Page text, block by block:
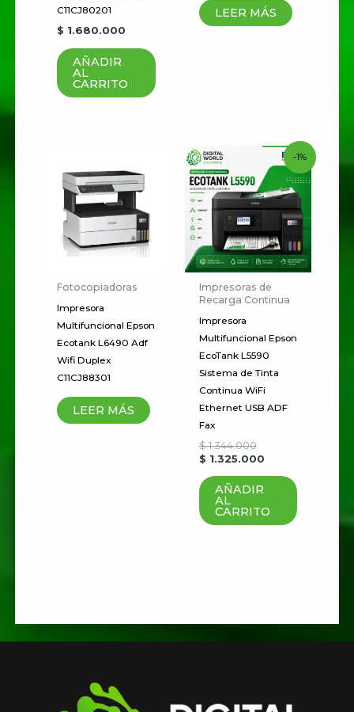
Tu
puntuación
Tu valoración
Nombre *
Correo electrónico*
Guardar mi nombre, correo
electrónico y sitio web en este
navegador para la próxima vez
que haga un comentario.
C11CJ80201
$ 1.680.000
AÑADIR
AL
CARRITO
LEER MÁS
Fotocopiadoras
Impresora
Multifuncional Epson
Ecotank L6490 Adf
Wifi Duplex
C11CJ88301
LEER MÁS
-1%
Impresoras de
Recarga Continua
Impresora
Multifuncional Epson
EcoTank L5590
Sistema de Tinta
Continua WiFi
Ethernet USB ADF
Fax
$1.344.000
Original
price
was:
$ 1.344.000.
$ 1.325.000
Current
price
is:
$ 1.325.000.
AÑADIR
AL
CARRITO